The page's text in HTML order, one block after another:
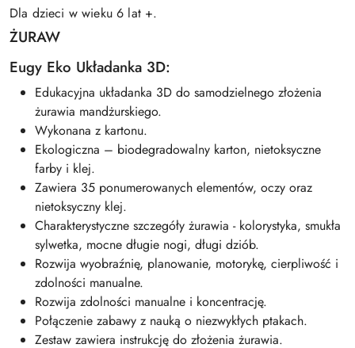
Dla dzieci w wieku 6 lat +.
ŻURAW
Eugy Eko Układanka 3D:
Edukacyjna układanka 3D do samodzielnego złożenia
żurawia mandżurskiego.
Wykonana z kartonu.
Ekologiczna – biodegradowalny karton, nietoksyczne
farby i klej.
Zawiera 35 ponumerowanych elementów, oczy oraz
nietoksyczny klej.
Charakterystyczne szczegóły żurawia - kolorystyka, smukła
sylwetka, mocne długie nogi, długi dziób.
Rozwija wyobraźnię, planowanie, motorykę, cierpliwość i
zdolności manualne.
Rozwija zdolności manualne i koncentrację.
Połączenie zabawy z nauką o niezwykłych ptakach.
Zestaw zawiera instrukcję do złożenia żurawia.